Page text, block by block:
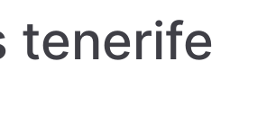
tenerife